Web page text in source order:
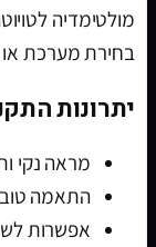
בחירת מערכת או
יתרונות
מראה נקי
התאמה
אפשרות